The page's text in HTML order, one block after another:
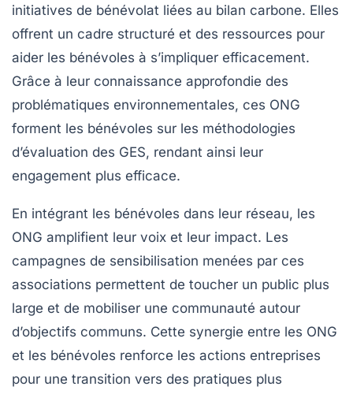
initiatives de bénévolat liées au bilan carbone. Elles
offrent un cadre structuré et des ressources pour
aider les bénévoles à s’impliquer efficacement.
Grâce à leur connaissance approfondie des
problématiques environnementales, ces ONG
forment les bénévoles sur les méthodologies
d’évaluation des GES, rendant ainsi leur
engagement plus efficace.
En intégrant les bénévoles dans leur réseau, les
ONG amplifient leur voix et leur impact. Les
campagnes de sensibilisation menées par ces
associations permettent de toucher un public plus
large et de mobiliser une communauté autour
d’objectifs communs. Cette synergie entre les ONG
et les bénévoles renforce les actions entreprises
pour une transition vers des pratiques plus